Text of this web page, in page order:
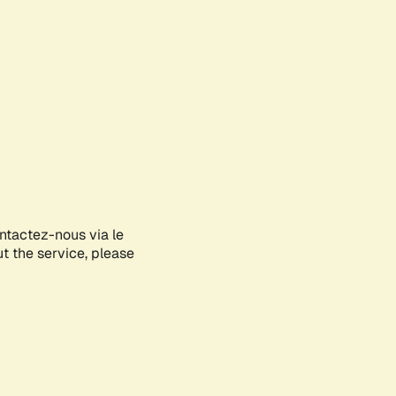
nous via le
the service, please